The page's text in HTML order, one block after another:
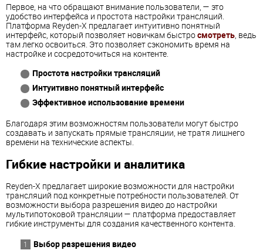
Первое, на что обращают внимание пользователи, — это
удобство интерфейса и простота настройки трансляций.
Платформа Reyden-X предлагает интуитивно понятный
интерфейс, который позволяет новичкам быстросмотреть , ведь
там легко освоиться. Это позволяет сэкономить время на
настройке и сосредоточиться на контенте.
Простота настройки трансляций
Интуитивно понятный интерфейс
Эффективное использование времени
Благодаря этим возможностям пользователи могут быстро
создавать и запускать прямые трансляции, не тратя лишнего
времени на технические аспекты.
Гибкие настройки и аналитика
Reyden-X предлагает широкие возможности для настройки
трансляций под конкретные потребности пользователей. От
возможности выбора разрешения видео до настройки
мультипотоковой трансляции — платформа предоставляет
гибкие инструменты для создания качественного контента.
Выбор разрешения видео